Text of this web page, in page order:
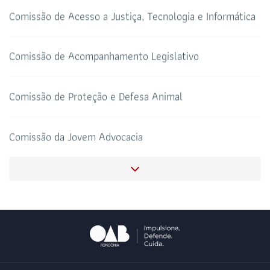
Comissão de Acesso a Justiça, Tecnologia e Informática
Comissão de Acompanhamento Legislativo
Comissão de Proteção e Defesa Animal
Comissão da Jovem Advocacia
Comissão de Estudos Constitucionais